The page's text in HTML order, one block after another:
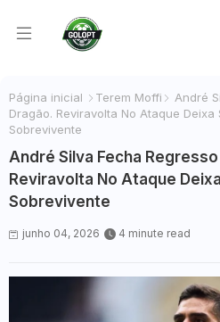
Página inicial Terem Moffi
André
Dragão. Reviravolta No Ataque Deixa
Sobrevivente
André Silva Fecha
Reviravolta No Ataque
Sobrevivente
junho 04, 2026 4 minute read